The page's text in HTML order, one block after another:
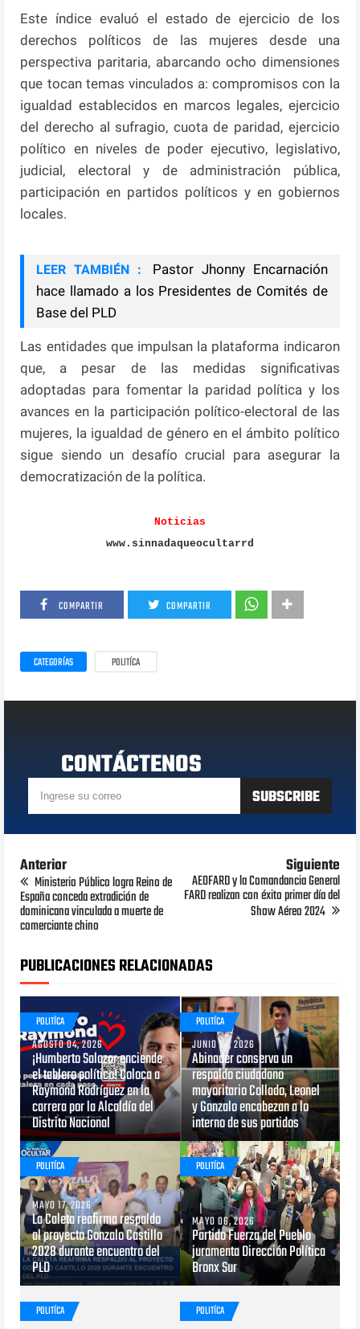
Este índice evaluó el estado de ejercicio de los
derechos políticos de las mujeres desde una
perspectiva paritaria, abarcando ocho dimensiones
que tocan temas vinculados a: compromisos con la
igualdad establecidos en marcos legales, ejercicio
del derecho al sufragio, cuota de paridad, ejercicio
político en niveles de poder ejecutivo, legislativo,
judicial, electoral y de administración pública,
participación en partidos políticos y en gobiernos
locales.
LEER TAMBIÉN :
Pastor Jhonny Encarnación
hace llamado a los Presidentes de Comités de
Base del PLD
Las entidades que impulsan la plataforma indicaron
que, a pesar de las medidas significativas
adoptadas para fomentar la paridad política y los
avances en la participación político-electoral de las
mujeres, la igualdad de género en el ámbito político
sigue siendo un desafío crucial para asegurar la
democratización de la política.
Noticias
www.sinnadaqueocultarrd
COMPARTIR COMPARTIR
CATEGORÍAS POLITÍCA
CONTÁCTENOS
Anterior
Ministerio Público logra Reino de
España conceda extradición de
dominicana vinculada a muerte de
comerciante chino
Siguiente
AEOFARD y la Comandancia General
FARD realizan con éxito primer día del
Show Aéreo 2024
PUBLICACIONES RELACIONADAS
POLITÍCA
AGOSTO 04, 2026
¡Humberto Salazar enciende
el tablero político! Coloca a
Raymond Rodríguez en la
carrera por la Alcaldía del
Distrito Nacional
POLITÍCA
JUNIO 01, 2026
Abinader conserva un
respaldo ciudadano
mayoritario Collado, Leonel
y Gonzalo encabezan a lo
interno de sus partidos
POLITÍCA
MAYO 17, 2026
La Caleta reafirma respaldo
al proyecto Gonzalo Castillo
2028 durante encuentro del
PLD
POLITÍCA
MAYO 06, 2026
Partido Fuerza del Pueblo
juramenta Dirección Política
Bronx Sur
POLITÍCA POLITÍCA